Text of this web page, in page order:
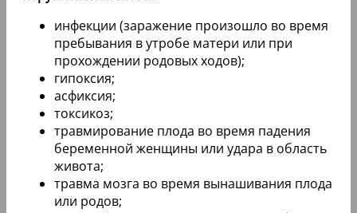
инфекции (заражение произошло во время
пребывания в утробе матери или при
прохождении родовых ходов);
гипоксия;
асфиксия;
токсикоз;
травмирование плода во время падения
беременной женщины или удара в область
живота;
травма мозга во время вынашивания плода
или родов;